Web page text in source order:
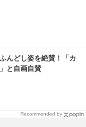
んどし姿を絶賛！「カ
と自画自賛
Recommended by